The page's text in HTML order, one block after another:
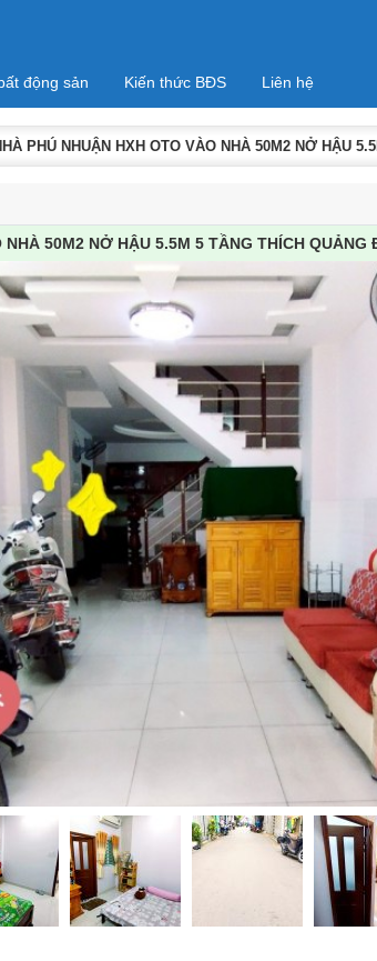
động sản Kiến thức BĐS Liên hệ
PHÚ NHUẬN HXH OTO VÀO NHÀ 50M2 NỞ HẬU
NHÀ 50M2 NỞ HẬU 5.5M 5 TẦNG THÍCH QUẢNG